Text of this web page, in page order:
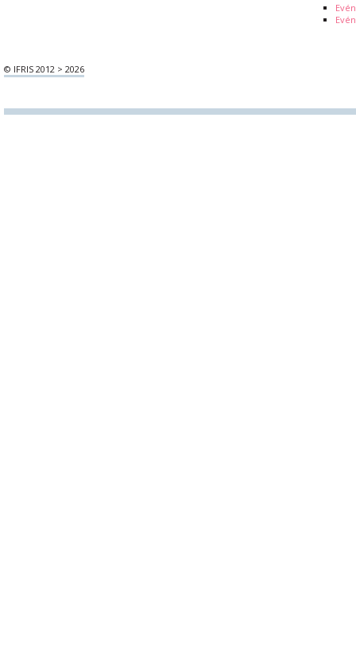
© IFRIS 2012 > 2026